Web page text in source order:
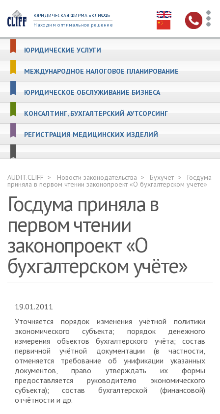
ЮРИДИЧЕСКАЯ ФИРМА «КЛИФФ»
Находим оптимальное решение
ЮРИДИЧЕСКИЕ УСЛУГИ
МЕЖДУНАРОДНОЕ НАЛОГОВОЕ ПЛАНИРОВАНИЕ
ЮРИДИЧЕСКОЕ ОБСЛУЖИВАНИЕ БИЗНЕСА
КОНСАЛТИНГ, БУХГАЛТЕРСКИЙ АУТСОРСИНГ
РЕГИСТРАЦИЯ МЕДИЦИНСКИХ ИЗДЕЛИЙ
AUDIT.CLIFF Новости законодательства Бухучет Госдума
приняла в первом чтении законопроект «О бухгалтерском учёте»
Госдума приняла в
первом чтении
законопроект «О
бухгалтерском учёте»
19.01.2011
Уточняется порядок изменения учётной политики
экономического субъекта; порядок денежного
измерения объектов бухгалтерского учёта; состав
первичной учётной документации (в частности,
отменяется требование об унификации указанных
документов, право утверждать их формы
предоставляется руководителю экономического
субъекта); состав бухгалтерской (финансовой)
отчётности и др.